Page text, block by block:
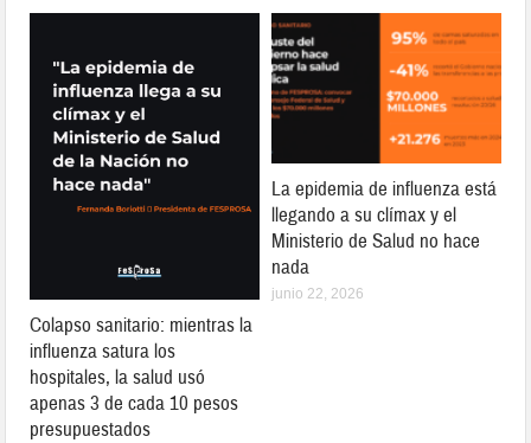
Colapso sanitario: mientras la
influenza satura los
hospitales, la salud usó
apenas 3 de cada 10 pesos
presupuestados
La epidemia de influenza está
llegando a su clímax y el
Ministerio de Salud no hace
nada
junio 22, 2026